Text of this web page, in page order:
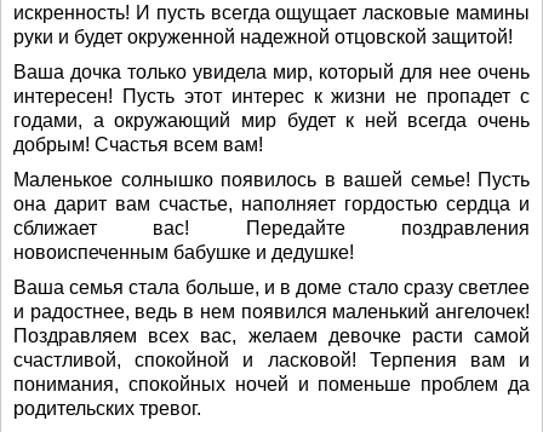
искренность! И пусть всегда ощущает ласковые мамины
руки и будет окруженной надежной отцовской защитой!
Ваша дочка только увидела мир, который для нее очень
интересен! Пусть этот интерес к жизни не пропадет с
годами, а окружающий мир будет к ней всегда очень
добрым! Счастья всем вам!
Маленькое солнышко появилось в вашей семье! Пусть
она дарит вам счастье, наполняет гордостью сердца и
сближает вас! Передайте поздравления
новоиспеченным бабушке и дедушке!
Ваша семья стала больше, и в доме стало сразу светлее
и радостнее, ведь в нем появился маленький ангелочек!
Поздравляем всех вас, желаем девочке расти самой
счастливой, спокойной и ласковой! Терпения вам и
понимания, спокойных ночей и поменьше проблем да
родительских тревог.